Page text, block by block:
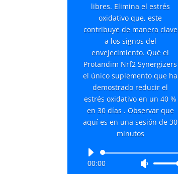
libres. Elimina el estrés
oxidativo que, este
contribuye de manera clave
a los signos del
envejecimiento. Qué el
Protandim Nrf2 Synergizers
el único suplemento que ha
demostrado reducir el
estrés oxidativo en un 40 %
en 30 días . Observar que
aquí es en una sesión de 30
minutos
Reproductor
00:00
Utiliza